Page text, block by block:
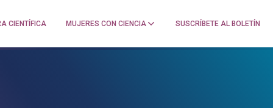
CIENTÍFICA MUJERES CON CIENCIA SUSCRÍBETE AL BOLETÍN